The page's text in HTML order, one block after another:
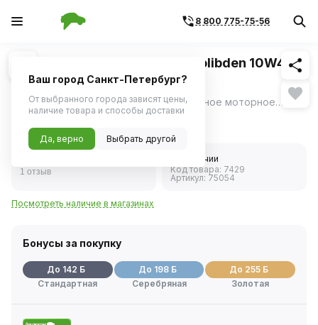
8 800 775-75-56
1/2 Похожие
Масло моторное MANNOL Molibden 10W40
полусинтетика (4 л)
MANNOL Molibden 10W40 - универсальное моторное масло на гидросинтетической основе, разработанное для всех типов бензиновых и дизельных двигателей, в том числе тяжелонагруженных. ещё
1 отзыв
В наличии
Код товара: 7429
Артикул: 75054
Посмотреть наличие в магазинах
Бонусы за покупку
До 142 Б
Стандартная
До 198 Б
Серебряная
До 255 Б
Золотая
Ваш город Санкт-Петербург?
От выбранного города зависят цены,
наличие товара и способы доставки
Да, верно Выбрать другой